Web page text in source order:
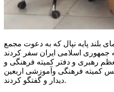
بلند پایه نپال که به دعوت مجمع
جمهوری اسلامی ایران سفر کردند
رهبری و دفتر کمیته فرهنگی و
کمیته فرهنگی وآموزشی اربعین
دیدار و گفتگو کردند.